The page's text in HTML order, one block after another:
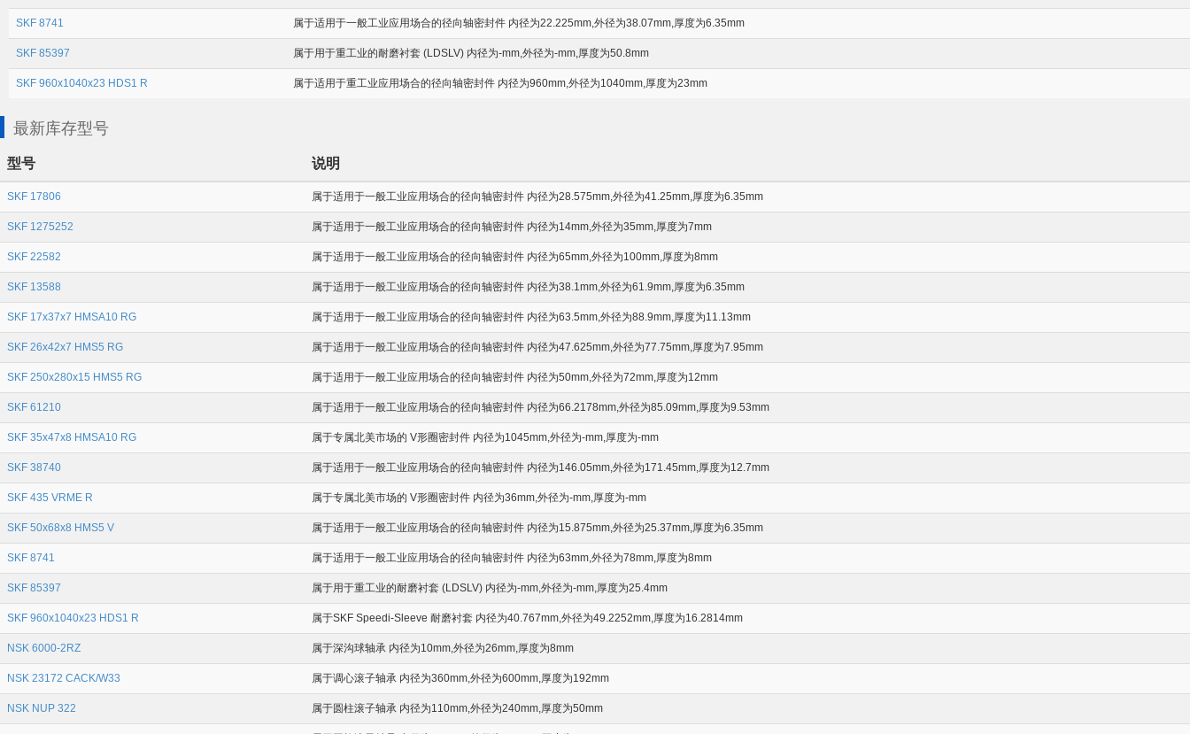
SKF 8741 属于适用于一般工业应用场合的径向轴密封件 内径为22.225mm,外径为38.07mm,厚度为6.35mm
SKF 85397 属于用于重工业的耐磨衬套 (LDSLV) 内径为-mm,外径为-mm,厚度为50.8mm
SKF 960x1040x23 HDS1 R 属于适用于重工业应用场合的径向轴密封件 内径为960mm,外径为1040mm,厚度为23mm
最新库存型号
型号 说明
SKF 17806 属于适用于一般工业应用场合的径向轴密封件 内径为28.575mm,外径为41.25mm,厚度为6.35mm
SKF 1275252 属于适用于一般工业应用场合的径向轴密封件 内径为14mm,外径为35mm,厚度为7mm
SKF 22582 属于适用于一般工业应用场合的径向轴密封件 内径为65mm,外径为100mm,厚度为8mm
SKF 13588 属于适用于一般工业应用场合的径向轴密封件 内径为38.1mm,外径为61.9mm,厚度为6.35mm
SKF 17x37x7 HMSA10 RG 属于适用于一般工业应用场合的径向轴密封件 内径为63.5mm,外径为88.9mm,厚度为11.13mm
SKF 26x42x7 HMS5 RG 属于适用于一般工业应用场合的径向轴密封件 内径为47.625mm,外径为77.75mm,厚度为7.95mm
SKF 250x280x15 HMS5 RG 属于适用于一般工业应用场合的径向轴密封件 内径为50mm,外径为72mm,厚度为12mm
SKF 61210 属于适用于一般工业应用场合的径向轴密封件 内径为66.2178mm,外径为85.09mm,厚度为9.53mm
SKF 35x47x8 HMSA10 RG 属于专属北美市场的 V形圈密封件 内径为1045mm,外径为-mm,厚度为-mm
SKF 38740 属于适用于一般工业应用场合的径向轴密封件 内径为146.05mm,外径为171.45mm,厚度为12.7mm
SKF 435 VRME R 属于专属北美市场的 V形圈密封件 内径为36mm,外径为-mm,厚度为-mm
SKF 50x68x8 HMS5 V 属于适用于一般工业应用场合的径向轴密封件 内径为15.875mm,外径为25.37mm,厚度为6.35mm
SKF 8741 属于适用于一般工业应用场合的径向轴密封件 内径为63mm,外径为78mm,厚度为8mm
SKF 85397 属于用于重工业的耐磨衬套 (LDSLV) 内径为-mm,外径为-mm,厚度为25.4mm
SKF 960x1040x23 HDS1 R 属于SKF Speedi-Sleeve 耐磨衬套 内径为40.767mm,外径为49.2252mm,厚度为16.2814mm
NSK 6000-2RZ 属于深沟球轴承 内径为10mm,外径为26mm,厚度为8mm
NSK 23172 CACK/W33 属于调心滚子轴承 内径为360mm,外径为600mm,厚度为192mm
NSK NUP 322 属于圆柱滚子轴承 内径为110mm,外径为240mm,厚度为50mm